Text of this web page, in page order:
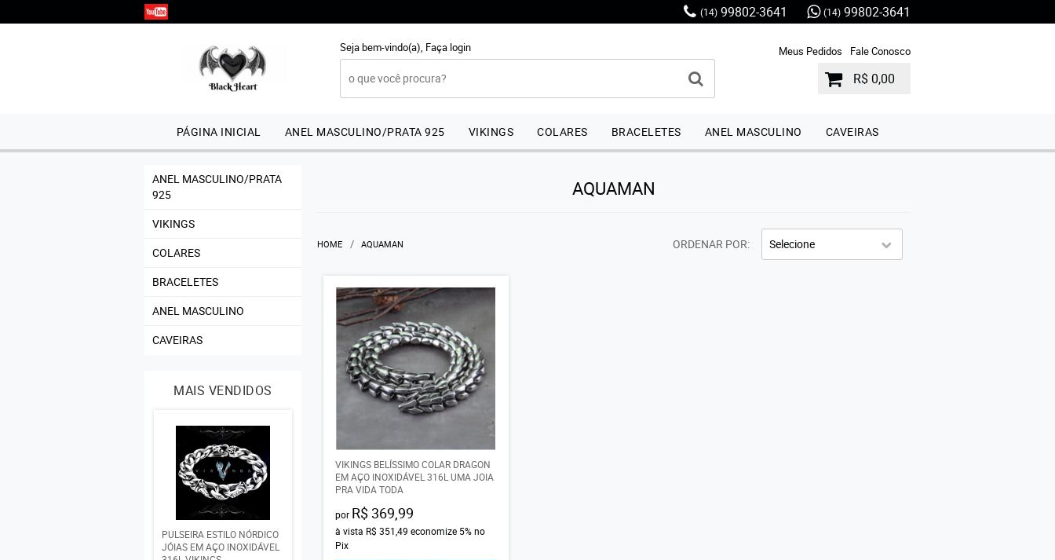
(14) 99802-3641 (14) 99802-3641
Seja bem-vindo(a), Faça login Meus Pedidos Fale Conosco
R$ 0,00
PÁGINA INICIAL ANEL MASCULINO/PRATA 925 VIKINGS COLARES BRACELETES ANEL MASCULINO CAVEIRAS
ANEL MASCULINO/PRATA
925
VIKINGS
COLARES
BRACELETES
ANEL MASCULINO
CAVEIRAS
MAIS VENDIDOS
PULSEIRA ESTILO NÓRDICO
JÓIAS EM AÇO INOXIDÁVEL
AQUAMAN
HOME AQUAMAN ORDENAR POR Selecione
VIKINGS BELÍSSIMO COLAR DRAGON
EM AÇO INOXIDÁVEL 316L UMA JOIA
PRA VIDA TODA
por R$ 369,99
à vista R$ 351,49 economize 5% no
Pix